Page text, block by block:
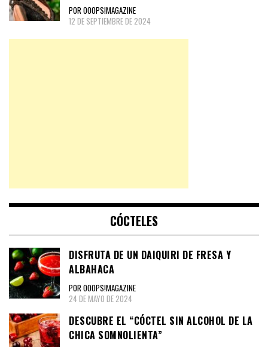
POR OOOPS!MAGAZINE
12 DE SEPTIEMBRE DE 2024
CÓCTELES
DISFRUTA DE UN DAIQUIRI DE FRESA Y
ALBAHACA
POR OOOPS!MAGAZINE
24 DE MAYO DE 2024
DESCUBRE EL “CÓCTEL SIN ALCOHOL DE LA
CHICA SOMNOLIENTA”